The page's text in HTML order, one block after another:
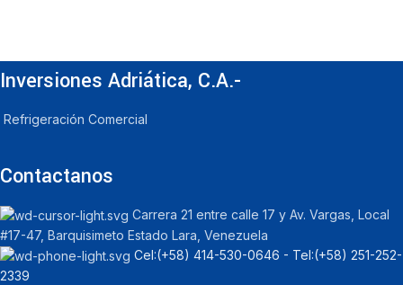
Inversiones Adriática, C.A.-
Refrigeración Comercial
Contactanos
Carrera 21 entre calle 17 y Av. Vargas, Local
#17-47, Barquisimeto Estado Lara, Venezuela
Cel:‪(+58) 414-530-0646‬ - Tel:‪(+58) 251-252-
2339